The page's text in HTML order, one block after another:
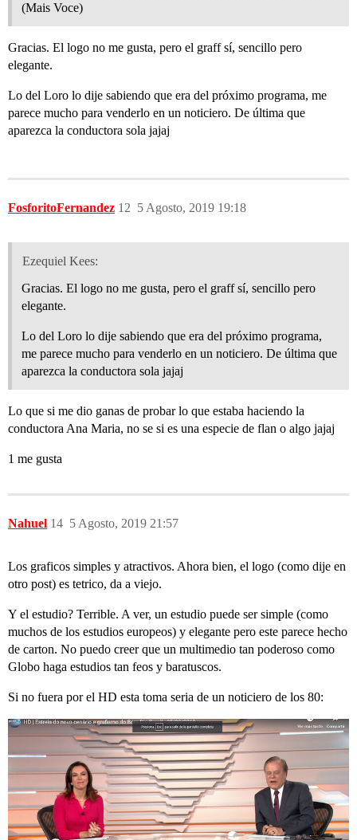
(Mais Voce)
Gracias. El logo no me gusta, pero el graff sí, sencillo pero
elegante.
Lo del Loro lo dije sabiendo que era del próximo programa, me
parece mucho para venderlo en un noticiero. De última que
aparezca la conductora sola jajaj
FosforitoFernandez 5 Agosto, 2019 19:18
12
Ezequiel Kees:
Gracias. El logo no me gusta, pero el graff sí, sencillo pero
elegante.
Lo del Loro lo dije sabiendo que era del próximo programa,
me parece mucho para venderlo en un noticiero. De última que
aparezca la conductora sola jajaj
Lo que si me dio ganas de probar lo que estaba haciendo la
conductora Ana Maria, no se si es una especie de flan o algo jajaj
1 me gusta
Nahuel 5 Agosto, 2019 21:57
14
Los graficos simples y atractivos. Ahora bien, el logo (como dije en
otro post) es tetrico, da a viejo.
Y el estudio? Terrible. A ver, un estudio puede ser simple (como
muchos de los estudios europeos) y elegante pero este parece hecho
de carton. No puedo creer que un multimedio tan poderoso como
Globo haga estudios tan feos y baratuscos.
Si no fuera por el HD esta toma seria de un noticiero de los 80: